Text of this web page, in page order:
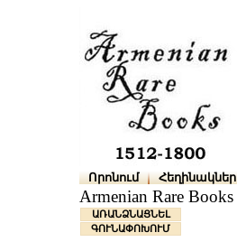
Որոնում Հեղինակներ
Armenian Rare Books
ԱՌԱՆՁՆԱՑՆԵԼ
ԳՈՒՆԱՓՈԽՈՒՄ